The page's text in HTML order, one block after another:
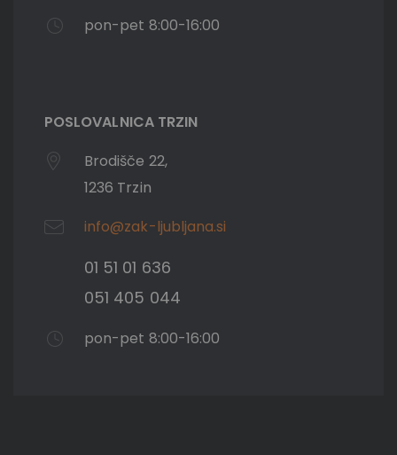
pon-pet 8:00-16:00
POSLOVALNICA TRZIN
Brodišče 22,
1236 Trzin
info@zak-ljubljana.si
01 51 01 636
051 405 044
pon-pet 8:00-16:00